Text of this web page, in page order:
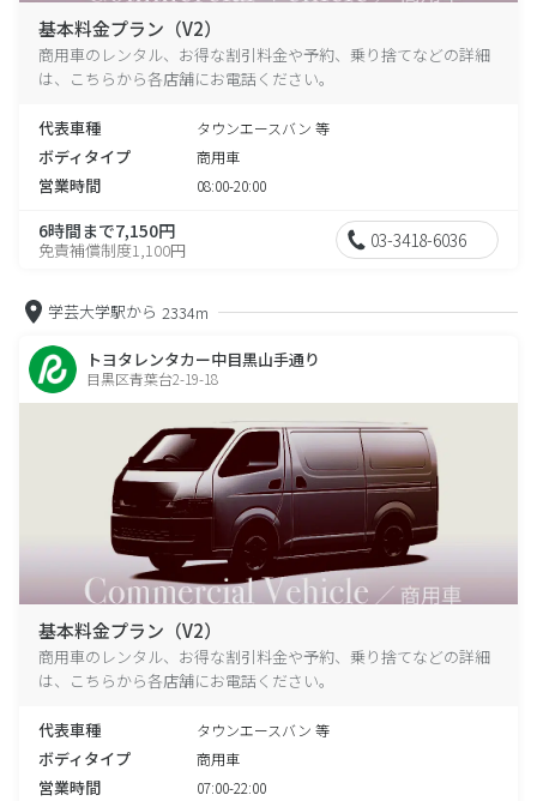
基本料金プラン（V2）
商用車のレンタル、お得な割引料金や予約、乗り捨てなどの詳細
は、こちらから各店舗にお電話ください。
代表車種 タウンエースバン 等
ボディタイプ 商用車
営業時間 08:00-20:00
6時間まで7,150円
免責補償制度1,100円 03-3418-6036
学芸大学駅から 2334m
トヨタレンタカー中目黒山手通り
目黒区青葉台2-19-18
基本料金プラン（V2）
商用車のレンタル、お得な割引料金や予約、乗り捨てなどの詳細
は、こちらから各店舗にお電話ください。
代表車種 タウンエースバン 等
ボディタイプ 商用車
営業時間 07:00-22:00